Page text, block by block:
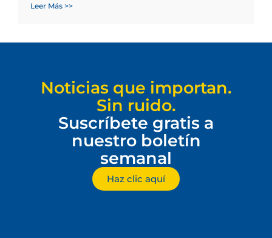
Leer Más >>
Noticias que importan.
Sin ruido.
Suscríbete gratis a
nuestro boletín
semanal
Haz clic aquí